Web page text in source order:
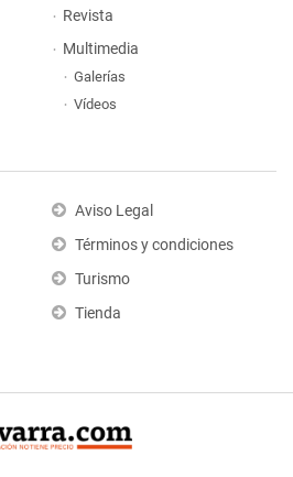
Revista
Multimedia
Galerías
Vídeos
Aviso Legal
Términos y condiciones
Turismo
Tienda